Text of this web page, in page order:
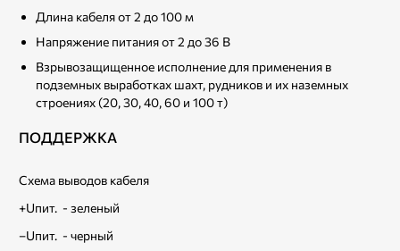
Длина кабеля от 2 до 100 м
Напряжение питания от 2 до 36 В
Взрывозащищенное исполнение для применения в
подземных выработках шахт, рудников и их наземных
строениях (20, 30, 40, 60 и 100 т)
ПОДДЕРЖКА
Схема выводов кабеля
+Uпит. - зеленый
–Uпит. - черный